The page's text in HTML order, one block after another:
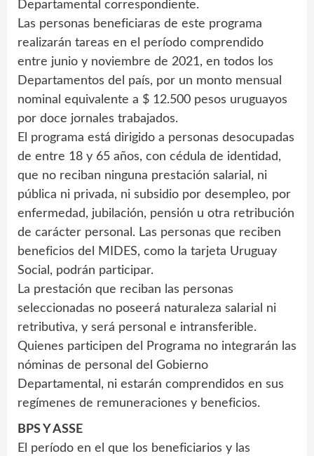
Departamental correspondiente.
Las personas beneficiaras de este programa
realizarán tareas en el período comprendido
entre junio y noviembre de 2021, en todos los
Departamentos del país, por un monto mensual
nominal equivalente a $ 12.500 pesos uruguayos
por doce jornales trabajados.
El programa está dirigido a personas desocupadas
de entre 18 y 65 años, con cédula de identidad,
que no reciban ninguna prestación salarial, ni
pública ni privada, ni subsidio por desempleo, por
enfermedad, jubilación, pensión u otra retribución
de carácter personal. Las personas que reciben
beneficios del MIDES, como la tarjeta Uruguay
Social, podrán participar.
La prestación que reciban las personas
seleccionadas no poseerá naturaleza salarial ni
retributiva, y será personal e intransferible.
Quienes participen del Programa no integrarán las
nóminas de personal del Gobierno
Departamental, ni estarán comprendidos en sus
regímenes de remuneraciones y beneficios.
BPS Y ASSE
El período en el que los beneficiarios y las